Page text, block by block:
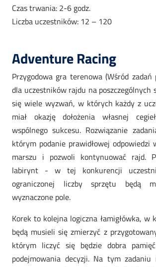
Czas trwania: 2-6 godz.
Liczba uczestników: 12 – 120
Adventure Racing
Przygodowa gra terenowa (Wśród zadań
dla uczestników rajdu na poszczególnych
się wiele wyzwań, w których każdy z
miał okazję dołożenia własnej
wspólnego sukcesu. Rozwiązanie
którym podanie prawidłowej odpowiedzi
marszu i pozwoli kontynuować rajd.
labirynt - w tej konkurencji
ograniczonej liczby sprzętu będą
wyznaczone pole.
Korek to kolejna logiczna łamigłówka, w
będą musieli się zmierzyć z
którym liczyć się będzie dobra
podejmowania decyzji. Na tym zadaniu